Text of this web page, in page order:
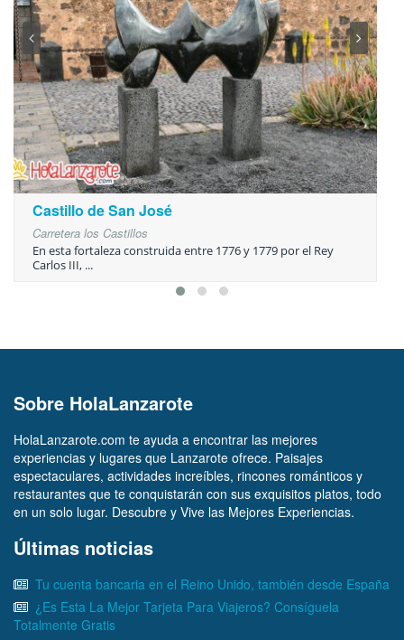
Castillo de San José
Carretera los Castillos
En esta fortaleza construida entre 1776 y 1779 por el Rey
Carlos III, ...
Sobre HolaLanzarote
HolaLanzarote.com te ayuda a encontrar las mejores
experiencias y lugares que Lanzarote ofrece. Paisajes
espectaculares, actividades increíbles, rincones románticos y
restaurantes que te conquistarán con sus exquisitos platos, todo
en un solo lugar. Descubre y Vive las Mejores Experiencias.
Últimas noticias
Tu cuenta bancaria en el Reino Unido, también desde España
¿Es Esta La Mejor Tarjeta Para Viajeros? Consíguela
Totalmente Gratis